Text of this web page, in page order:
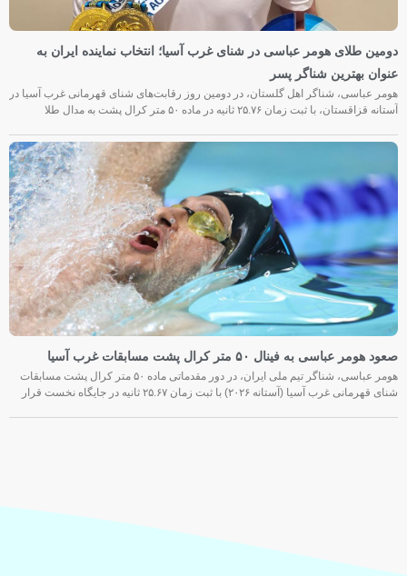
دومین طلای هومر عباسی در شنای غرب آسیا؛ انتخاب نماینده ایران به
عنوان بهترین شناگر پسر
هومر عباسی، شناگر اهل گلستان، در دومین روز رقابت‌های شنای قهرمانی غرب آسیا در
آستانه قزاقستان، با ثبت زمان ۲۵.۷۶ ثانیه در ماده ۵۰ متر کرال پشت به مدال طلا
صعود هومر عباسی به فینال ۵۰ متر کرال پشت مسابقات غرب آسیا
هومر عباسی، شناگر تیم ملی ایران، در دور مقدماتی ماده ۵۰ متر کرال پشت مسابقات
شنای قهرمانی غرب آسیا (آستانه ۲۰۲۶) با ثبت زمان ۲۵.۶۷ ثانیه در جایگاه نخست قرار